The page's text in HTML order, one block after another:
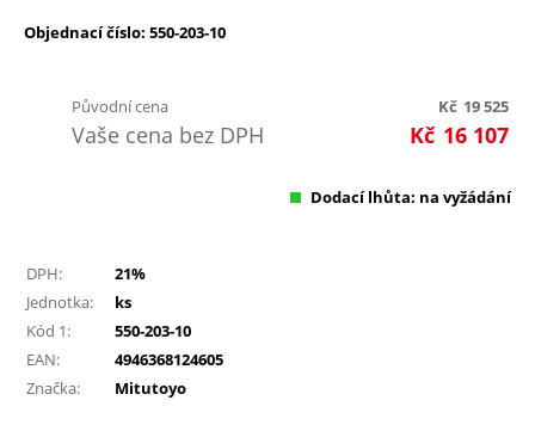
Objednací číslo: 550-203-10
Původní cena 19 525
Kč
Vaše cena bez DPH 16 107
Kč
Dodací lhůta: na vyžádání
DPH:
21%
Jednotka:
ks
Kód 1:
550-203-10
EAN:
4946368124605
Značka:
Mitutoyo